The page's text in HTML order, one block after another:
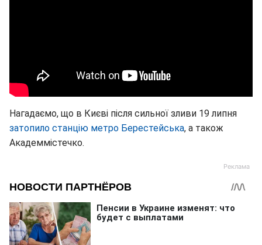
Нагадаємо, що в Києві після сильної зливи 19 липня
затопило станцію метро Берестейська, а також
Академмістечко.